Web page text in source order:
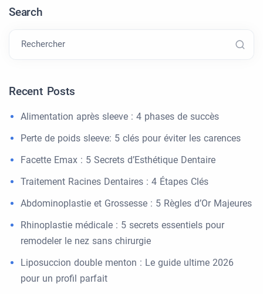
Search
Rechercher
Recent Posts
Alimentation après sleeve : 4 phases de succès
Perte de poids sleeve: 5 clés pour éviter les carences
Facette Emax : 5 Secrets d’Esthétique Dentaire
Traitement Racines Dentaires : 4 Étapes Clés
Abdominoplastie et Grossesse : 5 Règles d’Or Majeures
Rhinoplastie médicale : 5 secrets essentiels pour
remodeler le nez sans chirurgie
Liposuccion double menton : Le guide ultime 2026
pour un profil parfait